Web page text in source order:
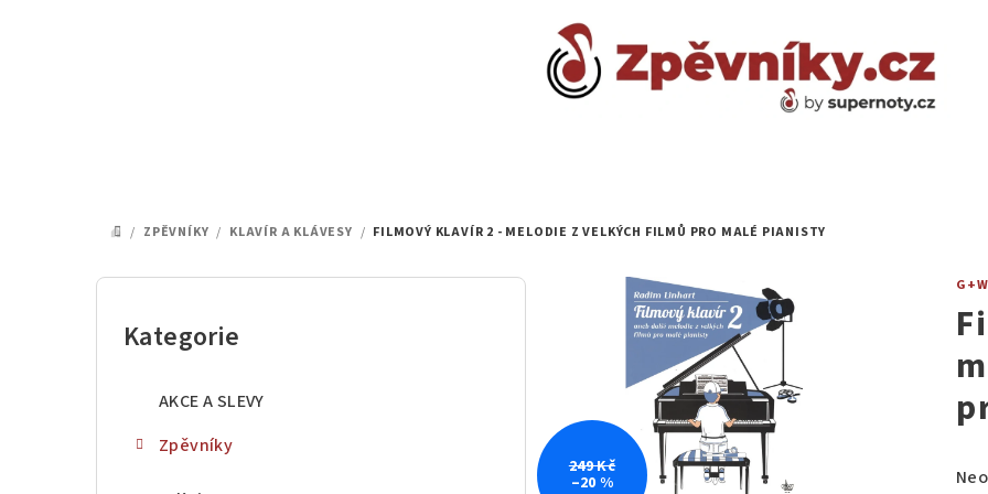
DOMŮ
/ ZPĚVNÍKY / KLAVÍR A KLÁVESY / FILMOVÝ KLAVÍR 2 - MELODIE Z VELKÝCH FILMŮ PRO MALÉ PIANISTY
P
Přeskočit
Kategorie
AKCE A SLEVY
Zpěvníky
G+W
249 Kč
–20 %